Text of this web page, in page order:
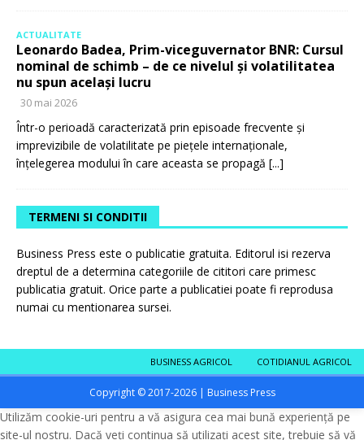
ACTUALITATE
Leonardo Badea, Prim-viceguvernator BNR: Cursul
nominal de schimb – de ce nivelul și volatilitatea
nu spun același lucru
30 mai 2026
Într-o perioadă caracterizată prin episoade frecvente și
imprevizibile de volatilitate pe piețele internaționale,
înțelegerea modului în care aceasta se propagă [...]
TERMENI SI CONDITII
Business Press este o publicatie gratuita. Editorul isi rezerva
dreptul de a determina categoriile de cititori care primesc
publicatia gratuit. Orice parte a publicatiei poate fi reprodusa
numai cu mentionarea sursei.
BUSINESS AGRICOL COTIDIANUL AGRICOL
Copyright © 2017-2026 | Business Press
Utilizăm cookie-uri pentru a vă asigura cea mai bună experiență pe
site-ul nostru. Dacă veți continua să utilizați acest site, trebuie să vă